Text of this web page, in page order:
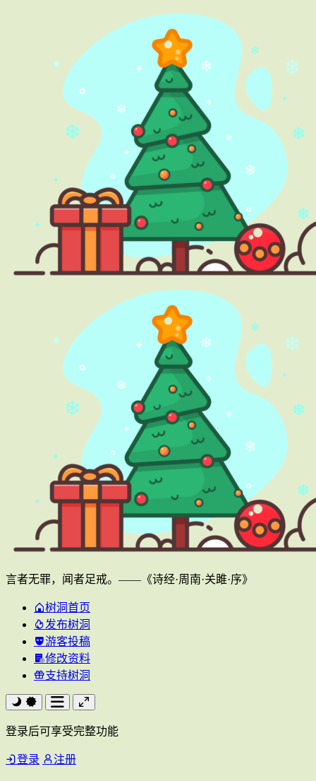
言者无罪，闻者足戒。——《诗经·周南·关雎·序》
树洞首页
发布树洞
游客投稿
修改资料
支持树洞
登录后可享受完整功能
登录 注册